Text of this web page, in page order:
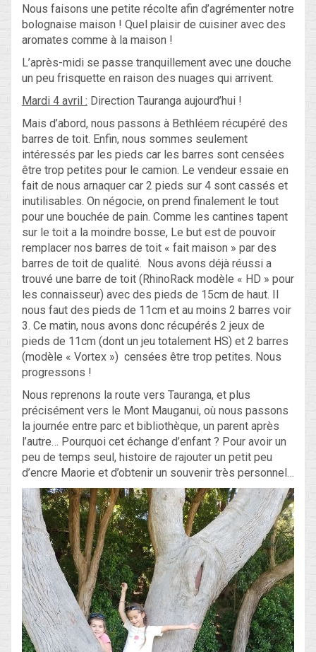
Nous faisons une petite récolte afin d’agrémenter notre
bolognaise maison ! Quel plaisir de cuisiner avec des
aromates comme à la maison !
L’après-midi se passe tranquillement avec une douche
un peu frisquette en raison des nuages qui arrivent.
Mardi 4 avril : Direction Tauranga aujourd’hui !
Mais d’abord, nous passons à Bethléem récupéré des
barres de toit. Enfin, nous sommes seulement
intéressés par les pieds car les barres sont censées
être trop petites pour le camion. Le vendeur essaie en
fait de nous arnaquer car 2 pieds sur 4 sont cassés et
inutilisables. On négocie, on prend finalement le tout
pour une bouchée de pain. Comme les cantines tapent
sur le toit a la moindre bosse, Le but est de pouvoir
remplacer nos barres de toit « fait maison » par des
barres de toit de qualité. Nous avons déjà réussi a
trouvé une barre de toit (RhinoRack modèle « HD » pour
les connaisseur) avec des pieds de 15cm de haut. Il
nous faut des pieds de 11cm et au moins 2 barres voir
3. Ce matin, nous avons donc récupérés 2 jeux de
pieds de 11cm (dont un jeu totalement HS) et 2 barres
(modèle « Vortex ») censées être trop petites. Nous
progressons !
Nous reprenons la route vers Tauranga, et plus
précisément vers le Mont Mauganui, où nous passons
la journée entre parc et bibliothèque, un parent après
l’autre… Pourquoi cet échange d’enfant ? Pour avoir un
peu de temps seul, histoire de rajouter un petit peu
d’encre Maorie et d’obtenir un souvenir très personnel…